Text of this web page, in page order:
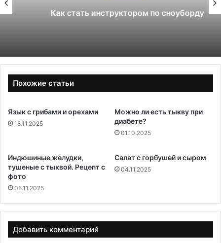
Как стать инструктором по сноуборду
Похожие статьи
Язык с грибами и орехами
18.11.2025
Можно ли есть тыкву при
диабете?
01.10.2025
Индюшиные желудки,
тушеные с тыквой. Рецепт с
фото
05.11.2025
Салат с горбушей и сыром
04.11.2025
Добавить комментарий